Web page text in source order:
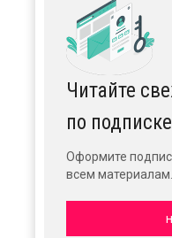
Читайте
по подписке
Оформите
всем материалам.